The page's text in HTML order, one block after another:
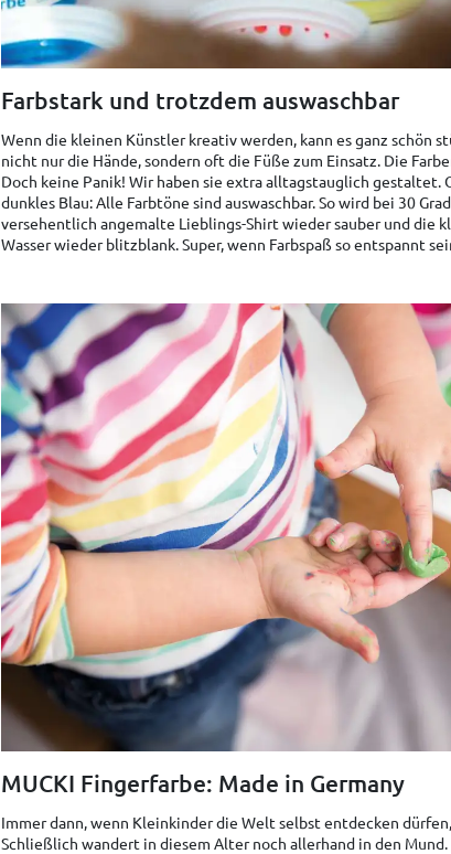
Farbstark und trotzdem auswaschbar
Wenn die kleinen Künstler kreativ werden, kann es ganz schön
nicht nur die Hände, sondern oft die Füße zum Einsatz. Die
Doch keine Panik! Wir haben sie extra alltagstauglich gestaltet.
dunkles Blau: Alle Farbtöne sind auswaschbar. So wird bei 30
versehentlich angemalte Lieblings-Shirt wieder sauber und die
Wasser wieder blitzblank. Super, wenn Farbspaß so entspannt
MUCKI Fingerfarbe: Made in Germany
Immer dann, wenn Kleinkinder die Welt selbst entdecken
Schließlich wandert in diesem Alter noch allerhand in den